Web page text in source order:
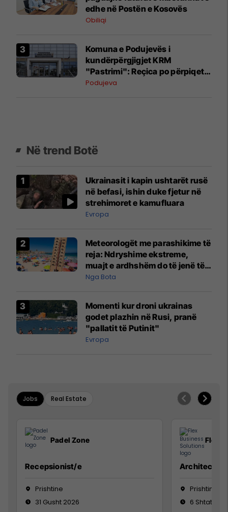
edhe në Postën e Kosovës
Obiliqi
Komuna e Podujevës i
kundërpërgjigjet KRM
"Pastrimi": Reçica po përpiqet
ta bartë fajin për dështimin në
Podujeva
Në trend Botë
Ukrainasit i kapin ushtarët rusë
në befasi, ishin duke fjetur në
strehimoret e kamufluara
Evropa
Meteorologët me parashikime të
reja: Ndryshime ekstreme,
muajt e ardhshëm do të jenë të
pazakontë
Nga Bota
Momenti kur droni ukrainas
godet plazhin në Rusi, pranë
"pallatit të Putinit"
Evropa
Jobs Real Estate
Padel Zone
Recepsionist/e
Prishtine
31 Gusht 2026
Flex
Architect
Prishtinë
6 Shtator